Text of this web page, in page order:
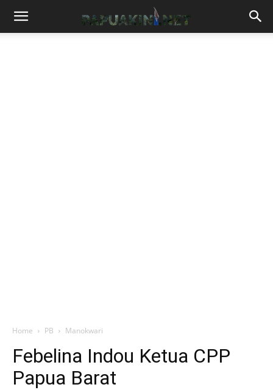
Home PB Manokwari
Febelina Indou Ketua CPP
Papua Barat